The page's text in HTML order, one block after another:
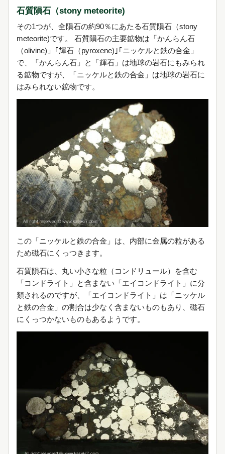
石質隕石（stony meteorite)
その1つが、全隕石の約90％にあたる石質隕石（stony
meteorite)です。 石質隕石の主要鉱物は「かんらん石
（olivine)」｢輝石（pyroxene)｣｢ニッケルと鉄の合金」
で、「かんらん石」と「輝石」は地球の岩石にもみられ
る鉱物ですが、「ニッケルと鉄の合金」は地球の岩石に
はみられない鉱物です。
この「ニッケルと鉄の合金」は、内部に金属の粒がある
ため磁石にくっつきます。
石質隕石は、丸い小さな粒（コンドリュール）を含む
「コンドライト」と含まない「エイコンドライト」に分
類されるのですが、「エイコンドライト」は「ニッケル
と鉄の合金」の割合は少なく含まないものもあり、磁石
にくっつかないものもあるようです。